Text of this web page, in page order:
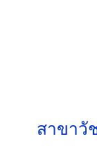
สาขาวั